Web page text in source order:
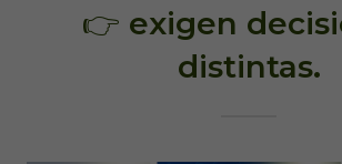
👉 exigen
distintas.